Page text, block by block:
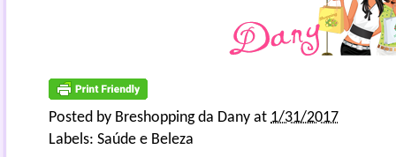
Posted by Breshopping da Dany at 1/31/2017
Labels: Saúde e Beleza